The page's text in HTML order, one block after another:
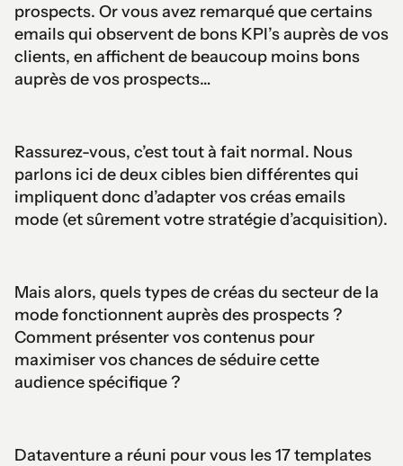
prospects. Or vous avez remarqué que certains
emails qui observent de bons KPI’s auprès de vos
clients, en affichent de beaucoup moins bons
auprès de vos prospects…
Rassurez-vous, c’est tout à fait normal. Nous
parlons ici de deux cibles bien différentes qui
impliquent donc d’adapter vos créas emails
mode (et sûrement votre stratégie d’acquisition).
Mais alors, quels types de créas du secteur de la
mode fonctionnent auprès des prospects ?
Comment présenter vos contenus pour
maximiser vos chances de séduire cette
audience spécifique ?
Dataventure a réuni pour vous les 17 templates